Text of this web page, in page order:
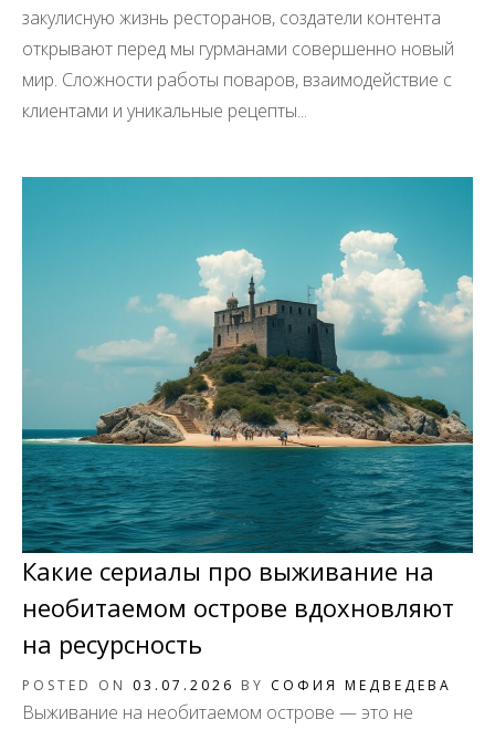
закулисную жизнь ресторанов, создатели контента
открывают перед мы гурманами совершенно новый
мир. Сложности работы поваров, взаимодействие с
клиентами и уникальные рецепты...
Какие сериалы про выживание на
необитаемом острове вдохновляют
на ресурсность
POSTED ON 03.07.2026 BY СОФИЯ МЕДВЕДЕВА
Выживание на необитаемом острове — это не